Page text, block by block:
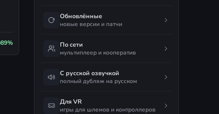
89%
Обновлённые
новые версии и патчи
По сети
мультиплеер и кооператив
С русской озвучкой
полный дубляж на русском
Для VR
игры для шлемов и контроллеров